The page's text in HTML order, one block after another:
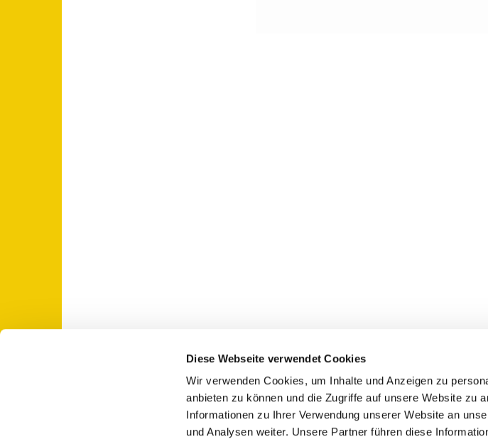
Diese Webseite verwendet Cookies
Wir verwenden Cookies, um Inhalte und Anzeigen zu
anbieten zu können und die Zugriffe auf unsere Website zu
Informationen zu Ihrer Verwendung unserer Website an
und Analysen weiter. Unsere Partner führen diese
St. Otto: Katholische Kirche Usedom-Anklam-Greifswald · Bahnhofstr.